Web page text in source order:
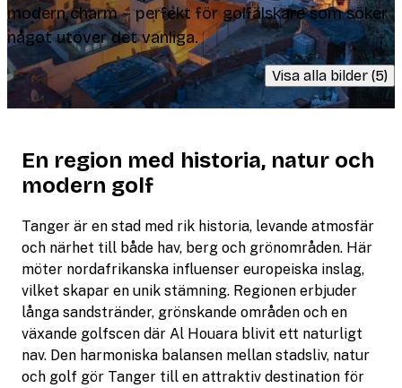
modern charm – perfekt för golfälskare som söker
något utöver det vanliga.
Visa alla bilder (5)
En region med historia, natur och
modern golf
Tanger är en stad med rik historia, levande atmosfär
och närhet till både hav, berg och grönområden. Här
möter nordafrikanska influenser europeiska inslag,
vilket skapar en unik stämning. Regionen erbjuder
långa sandstränder, grönskande områden och en
växande golfscen där Al Houara blivit ett naturligt
nav. Den harmoniska balansen mellan stadsliv, natur
och golf gör Tanger till en attraktiv destination för